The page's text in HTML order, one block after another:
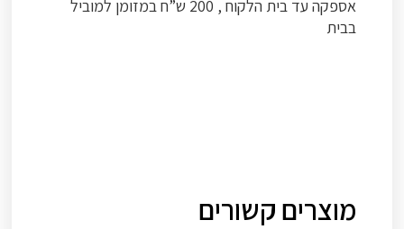
אספקה עד בית הלקוח , 200 ש”ח במזומן למוביל
בבית
מוצרים קשורים